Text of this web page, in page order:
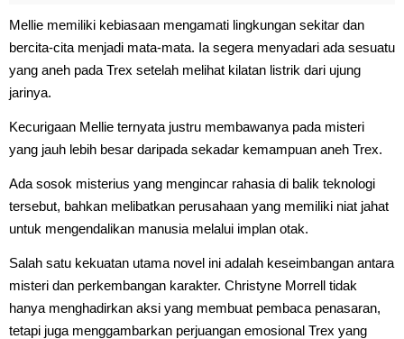
Mellie memiliki kebiasaan mengamati lingkungan sekitar dan
bercita-cita menjadi mata-mata. Ia segera menyadari ada sesuatu
yang aneh pada Trex setelah melihat kilatan listrik dari ujung
jarinya.
Kecurigaan Mellie ternyata justru membawanya pada misteri
yang jauh lebih besar daripada sekadar kemampuan aneh Trex.
Ada sosok misterius yang mengincar rahasia di balik teknologi
tersebut, bahkan melibatkan perusahaan yang memiliki niat jahat
untuk mengendalikan manusia melalui implan otak.
Salah satu kekuatan utama novel ini adalah keseimbangan antara
misteri dan perkembangan karakter. Christyne Morrell tidak
hanya menghadirkan aksi yang membuat pembaca penasaran,
tetapi juga menggambarkan perjuangan emosional Trex yang